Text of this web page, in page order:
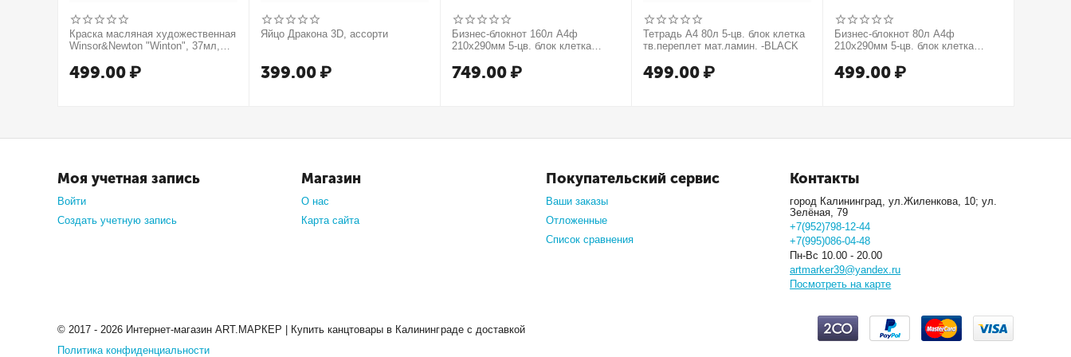
Краска масляная художественная
Winsor&Newton "Winton", 37мл,
499.00 ₽
Яйцо Дракона 3D, ассорти
399.00 ₽
Бизнес-блокнот 160л А4ф
210х290мм 5-цв. блок клетка
мат.ламин. -В моменте
749.00 ₽
Тетрадь А4 80л 5-цв. блок клетка
тв.переплет мат.ламин. -BLACK
499.00 ₽
Бизнес-блокнот 80л А4ф
210х290мм 5-цв. блок клетка
МЕТАЛЛИК серия Золото
499.00 ₽
Моя учетная запись
Войти
Создать учетную запись
Магазин
О нас
Карта сайта
Покупательский сервис
Ваши заказы
Отложенные
Список сравнения
Контакты
город Калининград, ул.Жиленкова, 10; ул.
Зелёная, 79
+7(952)798-12-44
+7(995)086-04-48
Пн-Вс 10.00 - 20.00
artmarker39@yandex.ru
Посмотреть на карте
© 2017 - 2026 Интернет-магазин ART.МАРКЕР | Купить канцтовары в Калининграде с доставкой
Политика конфиденциальности